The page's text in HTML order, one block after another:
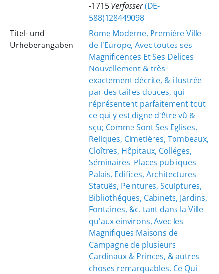
-1715 Verfasser(DE-
588)128449098
Titel- und
Urheberangaben
Rome Moderne, Premiére Ville
de l'Europe, Avec toutes ses
Magnificences Et Ses Delices
Nouvellement & très-
exactement décrite, & illustrée
par des tailles douces, qui
réprésentent parfaitement tout
ce qui y est digne d'être vû &
sçu; Comme Sont Ses Eglises,
Reliques, Cimetières, Tombeaux,
Cloîtres, Hôpitaux, Colléges,
Séminaires, Places publiques,
Palais, Edifices, Architectures,
Statuës, Peintures, Sculptures,
Bibliothéques, Cabinets, Jardins,
Fontaines, &c. tant dans la Ville
qu'aux einvirons, Avec les
Magnifiques Maisons de
Campagne de plusieurs
Cardinaux & Princes, & autres
choses remarquables. Ce Qui